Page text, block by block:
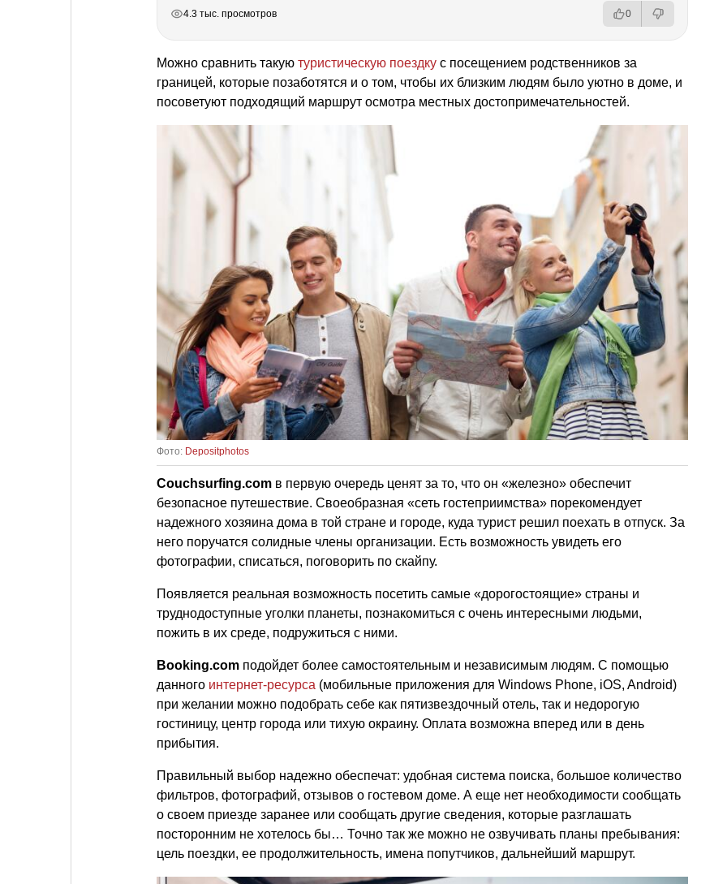
4.3 тыс. просмотров 0
Можно сравнить такую туристическую поездку с посещением родственников за
границей, которые позаботятся и о том, чтобы их близким людям было уютно в доме, и
посоветуют подходящий маршрут осмотра местных достопримечательностей.
Фото: Depositphotos
Couchsurfing.com в первую очередь ценят за то, что он «железно» обеспечит
безопасное путешествие. Своеобразная «сеть гостеприимства» порекомендует
надежного хозяина дома в той стране и городе, куда турист решил поехать в отпуск. За
него поручатся солидные члены организации. Есть возможность увидеть его
фотографии, списаться, поговорить по скайпу.
Появляется реальная возможность посетить самые «дорогостоящие» страны и
труднодоступные уголки планеты, познакомиться с очень интересными людьми,
пожить в их среде, подружиться с ними.
Booking.com подойдет более самостоятельным и независимым людям. С помощью
данного интернет-ресурса (мобильные приложения для Windows Phone, iOS, Android)
при желании можно подобрать себе как пятизвездочный отель, так и недорогую
гостиницу, центр города или тихую окраину. Оплата возможна вперед или в день
прибытия.
Правильный выбор надежно обеспечат: удобная система поиска, большое количество
фильтров, фотографий, отзывов о гостевом доме. А еще нет необходимости сообщать
о своем приезде заранее или сообщать другие сведения, которые разглашать
посторонним не хотелось бы… Точно так же можно не озвучивать планы пребывания:
цель поездки, ее продолжительность, имена попутчиков, дальнейший маршрут.